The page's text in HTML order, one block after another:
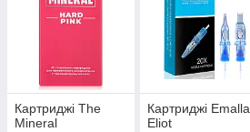
Картриджі The
Mineral
Картриджі Emalla
Eliot